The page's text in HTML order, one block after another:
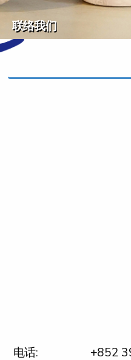
联络我们
电话: +852